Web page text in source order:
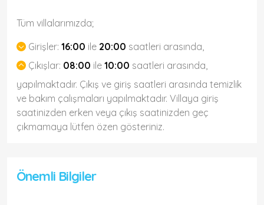
Tüm villalarımızda;
Girişler: 16:00 ile 20:00 saatleri arasında,
Çıkışlar: 08:00 ile 10:00 saatleri arasında,
yapılmaktadır. Çıkış ve giriş saatleri arasında temizlik
ve bakım çalışmaları yapılmaktadır. Villaya giriş
saatinizden erken veya çıkış saatinizden geç
çıkmamaya lütfen özen gösteriniz.
Önemli Bilgiler